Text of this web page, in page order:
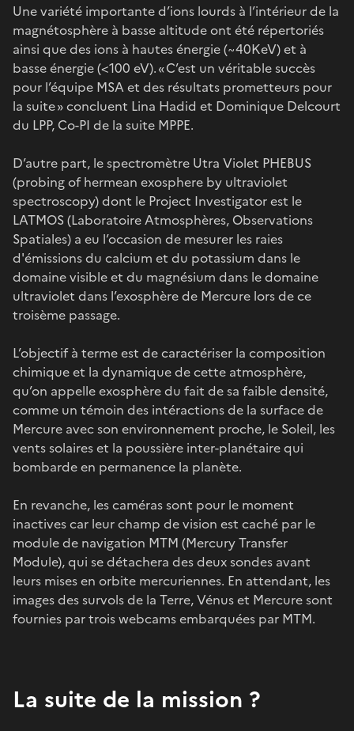
Une variété importante d’ions lourds à l’intérieur de la
magnétosphère à basse altitude ont été répertoriés
ainsi que des ions à hautes énergie (~40KeV) et à
basse énergie (<100 eV). « C’est un véritable succès
pour l’équipe MSA et des résultats prometteurs pour
la suite » concluent Lina Hadid et Dominique Delcourt
du LPP, Co-PI de la suite MPPE.
D’autre part, le spectromètre Utra Violet PHEBUS
(probing of hermean exosphere by ultraviolet
spectroscopy) dont le Project Investigator est le
LATMOS (Laboratoire Atmosphères, Observations
Spatiales) a eu l’occasion de mesurer les raies
d'émissions du calcium et du potassium dans le
domaine visible et du magnésium dans le domaine
ultraviolet dans l’exosphère de Mercure lors de ce
troisème passage.
L’objectif à terme est de caractériser la composition
chimique et la dynamique de cette atmosphère,
qu’on appelle exosphère du fait de sa faible densité,
comme un témoin des intéractions de la surface de
Mercure avec son environnement proche, le Soleil, les
vents solaires et la poussière inter-planétaire qui
bombarde en permanence la planète.
En revanche, les caméras sont pour le moment
inactives car leur champ de vision est caché par le
module de navigation MTM (Mercury Transfer
Module), qui se détachera des deux sondes avant
leurs mises en orbite mercuriennes. En attendant, les
images des survols de la Terre, Vénus et Mercure sont
fournies par trois webcams embarquées par MTM.
La suite de la mission ?